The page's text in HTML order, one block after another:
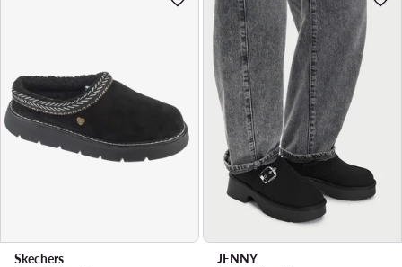
Skechers
JENNY